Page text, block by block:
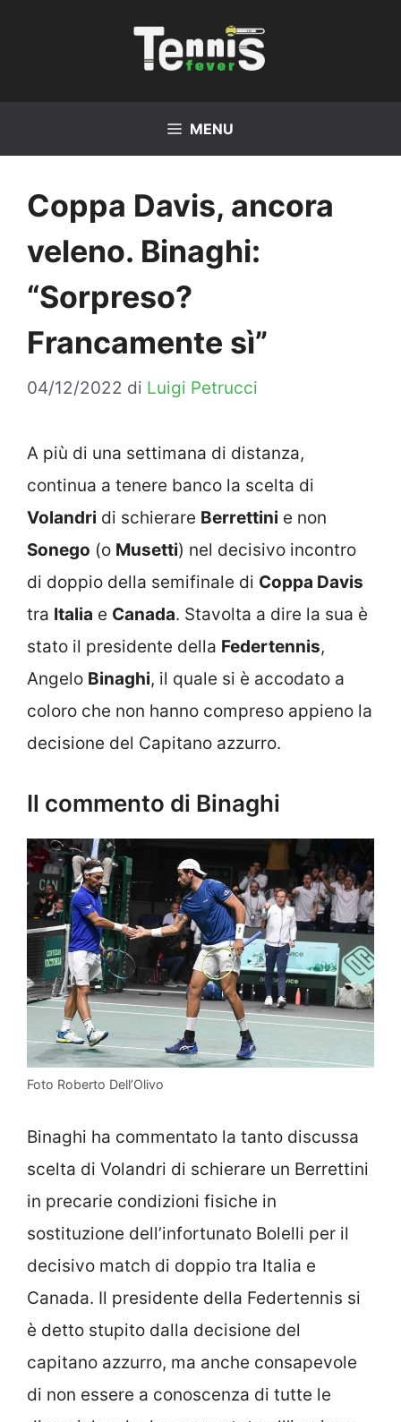
MENU
Coppa Davis, ancora
veleno. Binaghi:
“Sorpreso?
Francamente sì”
04/12/2022 di Luigi Petrucci
A più di una settimana di distanza,
continua a tenere banco la scelta di
Volandri di schierare Berrettini e non
Sonego (o Musetti) nel decisivo incontro
di doppio della semifinale di Coppa Davis
tra Italia e Canada. Stavolta a dire la sua è
stato il presidente della Federtennis,
Angelo Binaghi, il quale si è accodato a
coloro che non hanno compreso appieno la
decisione del Capitano azzurro.
Il commento di Binaghi
Foto Roberto Dell’Olivo
Binaghi ha commentato la tanto discussa
scelta di Volandri di schierare un Berrettini
in precarie condizioni fisiche in
sostituzione dell’infortunato Bolelli per il
decisivo match di doppio tra Italia e
Canada. Il presidente della Federtennis si
è detto stupito dalla decisione del
capitano azzurro, ma anche consapevole
di non essere a conoscenza di tutte le